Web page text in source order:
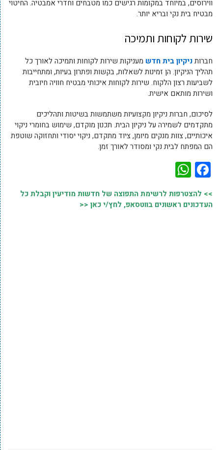
ווירוסים, במיוחד במקומות רגישים כמו מטבחים וחדרי אמבטיה. החיטוי
מבטיח בית נקי ובריא יותר.
שירות לקוחות ותמיכה
חברותניקיון בית חדש מעניקות שירות לקוחות ותמיכה לאורך כל
תהליך הניקיון. הן זמינות לשאלות, בקשות ופתרון בעיות, ומתחייבות
לשביעות רצון הלקוח. שירות לקוחות איכותי מבטיח חוויה חיובית
ושירות מותאם אישית.
לסיכום, חברות ניקיון מקצועיות משתמשות בשיטות ותהליכים
מתקדמים לשמירה על ניקיון הבית. תכנון מוקדם, שימוש בחומרי ניקוי
איכותיים, צוות מנקים מיומן, ציוד מתקדם, ניקוי יסודי ותחזוקה שוטפת
הם המפתח לבית נקי ומסודר לאורך זמן.
Facebook
>> להצטרפות לרשימת התפוצה של חדשות מודיעין וקבלת כל
העדכונים ראשונים בווטסאפ, לחץ/י כאן <<